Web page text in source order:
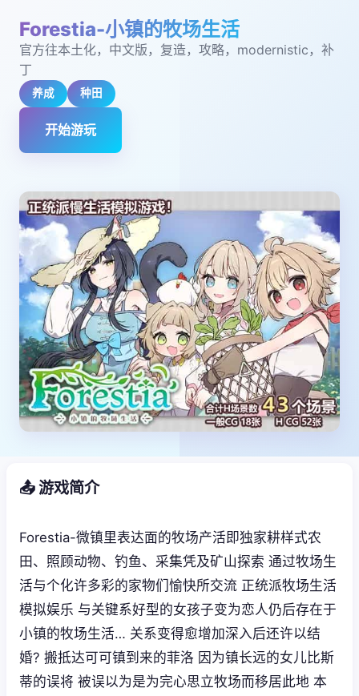
Forestia-小镇的牧场生活
官方往本土化，中文版，复造，攻略，modernistic，补
丁
养成 种田
开始游玩
📤 游戏简介
Forestia-微镇里表达面的牧场产活即独家耕样式农
田、照顾动物、钓鱼、采集凭及矿山探索 通过牧场生
活与个化许多彩的家物们愉快所交流 正统派牧场生活
模拟娱乐 与关键系好型的女孩子变为恋人仍后存在于
小镇的牧场生活… 关系变得愈增加深入后还许以结
婚? 搬抵达可可镇到来的菲洛 因为镇长远的女儿比斯
蒂的误将 被误以为是为完心思立牧场而移居此地 本